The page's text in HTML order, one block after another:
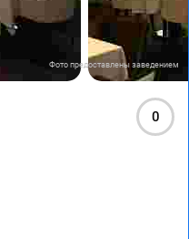
Фото предоставлены заведением
0